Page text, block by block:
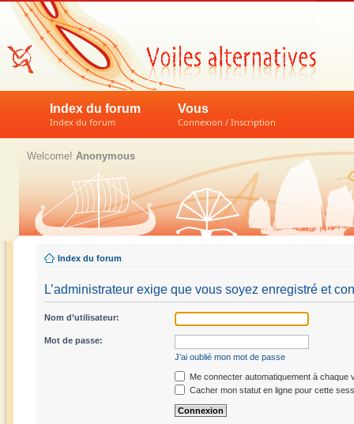
Index du forum
Index du forum
Vous
Connexion / Inscription
Welcome! Anonymous
Index du forum
L’administrateur exige que vous soyez enregistré et
Nom d’utilisateur:
Mot de passe:
J’ai oublié mon mot de passe
Me connecter automatiquement à chaque
Cacher mon statut en ligne pour cette